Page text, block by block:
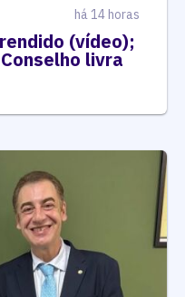
há 14 horas
(vídeo);
livra